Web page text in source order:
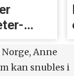
Anne
kan snubles i